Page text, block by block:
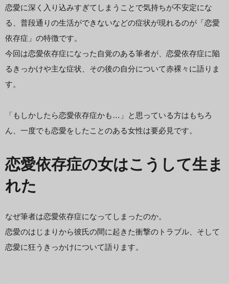
恋愛に深く入り込みすぎてしまうことで気持ちが不安定にな
る、普段通りの生活ができないなどの症状が現れるのが「恋愛
依存症」の特徴です。
今回は恋愛依存症になった自覚のある筆者が、恋愛依存症に陥
るきっかけや主な症状、その後の自分について赤裸々に語りま
す。
「もしかしたら恋愛依存症かも…」と思っている方はもちろ
ん、一度でも恋愛をしたことのある女性は要必見です。
恋愛依存症の女はこうして生ま
れた
なぜ筆者は恋愛依存症になってしまったのか。
恋愛のはじまりから彼氏の間に起きた衝撃のトラブル、そして
恋愛に狂うきっかけについて語ります。